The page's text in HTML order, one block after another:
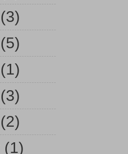
(3)
(5)
(1)
(3)
(2)
(1)